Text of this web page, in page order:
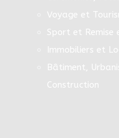
Voyage et
Sport et Remise
Immobiliers et
Bâtiment,
Construction